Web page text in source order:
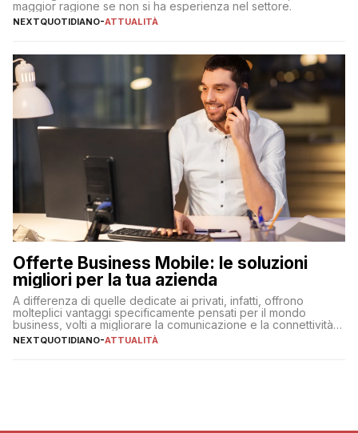
maggior ragione se non si ha esperienza nel settore.
NEXTQUOTIDIANO-ATTUALITÀ
Offerte Business Mobile: le soluzioni
migliori per la tua azienda
A differenza di quelle dedicate ai privati, infatti, offrono
molteplici vantaggi specificamente pensati per il mondo
business, volti a migliorare la comunicazione e la connettività
degli utenti
NEXTQUOTIDIANO-ATTUALITÀ